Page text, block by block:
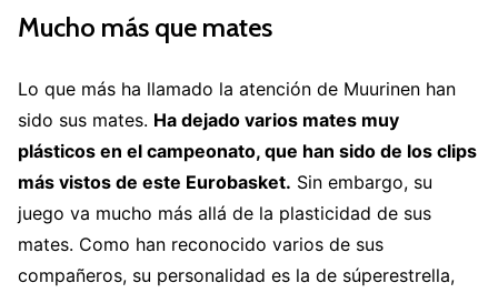
Mucho más que mates
Lo que más ha llamado la atención de Muurinen han
sido sus mates. Ha dejado varios mates muy
plásticos en el campeonato, que han sido de los clips
más vistos de este Eurobasket. Sin embargo, su
juego va mucho más allá de la plasticidad de sus
mates. Como han reconocido varios de sus
compañeros, su personalidad es la de súperestrella,